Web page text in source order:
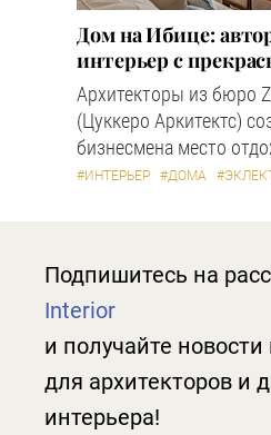
Дом на Ибице:
интерьер с
Архитекторы из бюро
(Цуккеро Аркитектс)
бизнесмена место
#ИНТЕРЬЕР #ДОМА
Подпишитесь на
Interior
и получайте
для архитекторов и
интерьера!